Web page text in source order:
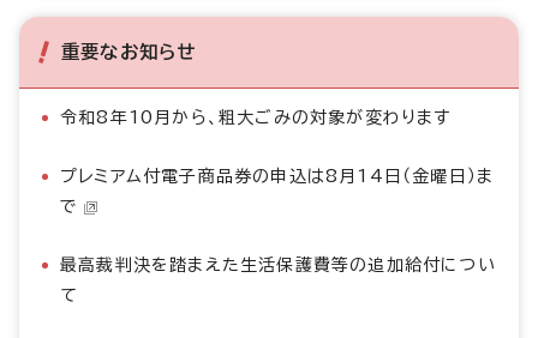
重要なお知らせ
令和8年10月から、粗大ごみの対象が変わります
プレミアム付電子商品券の申込は8月14日（金曜日）ま
で
最高裁判決を踏まえた生活保護費等の追加給付につい
て